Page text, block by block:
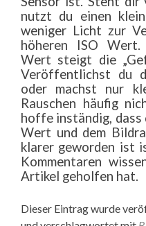
nutzt du einen
weniger Licht zur
höheren ISO
Wert steigt die
Veröffentlichst du
oder machst nur
Rauschen häufig
hoffe inständig, dass
Wert und dem
klarer geworden ist
Kommentaren
Artikel geholfen hat.
Dieser Eintrag wurde